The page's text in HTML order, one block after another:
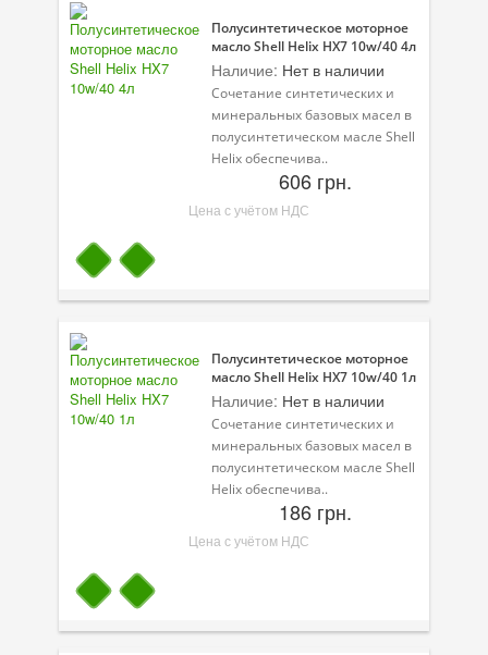
Полусинтетическое моторное
масло Shell Helix HX7 10w/40 4л
Наличие: Нет в наличии
Сочетание синтетических и
минеральных базовых масел в
полусинтетическом масле Shell
Helix обеспечива..
606 грн.
Цена с учётом НДС
Полусинтетическое моторное
масло Shell Helix HX7 10w/40 1л
Наличие: Нет в наличии
Сочетание синтетических и
минеральных базовых масел в
полусинтетическом масле Shell
Helix обеспечива..
186 грн.
Цена с учётом НДС